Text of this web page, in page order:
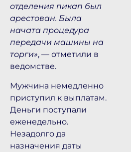
отделения пикап был
арестован. Была
начата процедура
передачи машины на
торги», — отметили в
ведомстве.
Мужчина немедленно
приступил к выплатам.
Деньги поступали
еженедельно.
Незадолго да
назначения даты